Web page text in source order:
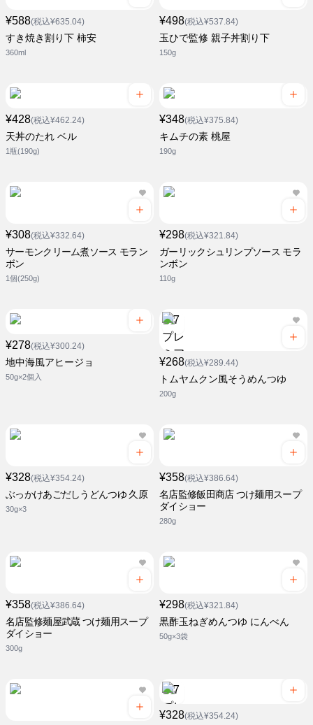
¥588(税込¥635.04)
すき焼き割り下 柿安
360ml
¥498(税込¥537.84)
玉ひで監修 親子丼割り下
150g
¥428(税込¥462.24)
天丼のたれ ベル
1瓶(190g)
¥348(税込¥375.84)
キムチの素 桃屋
190g
¥308(税込¥332.64)
サーモンクリーム煮ソース モラン
ボン
1個(250g)
¥298(税込¥321.84)
ガーリックシュリンプソース モラ
ンボン
110g
¥278(税込¥300.24)
地中海風アヒージョ
50g×2個入
¥268(税込¥289.44)
トムヤムクン風そうめんつゆ
200g
¥328(税込¥354.24)
ぶっかけあごだしうどんつゆ 久原
30g×3
¥358(税込¥386.64)
名店監修飯田商店 つけ麺用スープ
ダイショー
280g
¥358(税込¥386.64)
名店監修麺屋武蔵 つけ麺用スープ
ダイショー
300g
¥298(税込¥321.84)
黒酢玉ねぎめんつゆ にんべん
50g×3袋
¥328(税込¥354.24)